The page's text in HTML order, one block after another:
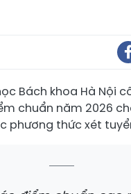
Bách khoa Hà Nội
chuẩn năm 2026
phương thức xét